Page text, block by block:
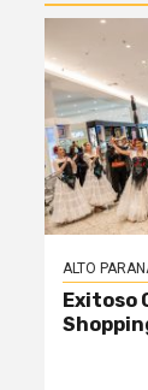
ALTO
Exitoso